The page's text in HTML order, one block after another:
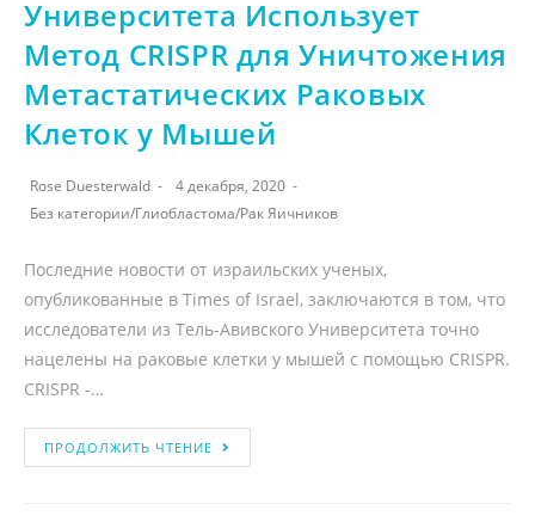
Университета Использует
Метод CRISPR для Уничтожения
Метастатических Раковых
Клеток у Мышей
Rose Duesterwald
4 декабря, 2020
Без категории/Глиобластома/Рак Яичников
Последние новости от израильских ученых,
опубликованные в Times of Israel, заключаются в том, что
исследователи из Тель-Авивского Университета точно
нацелены на раковые клетки у мышей с помощью CRISPR.
CRISPR -…
ПРОДОЛЖИТЬ ЧТЕНИЕ